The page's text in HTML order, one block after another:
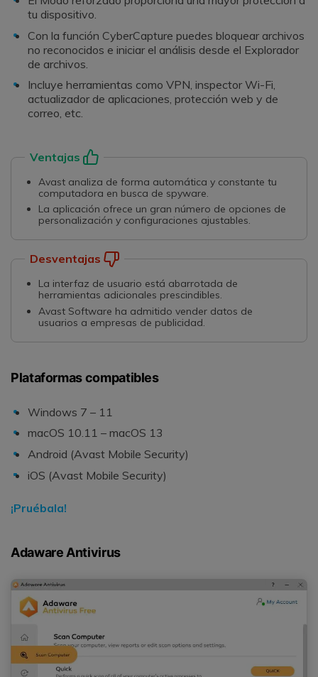
tu dispositivo.
Con la función CyberCapture puedes bloquear archivos
no reconocidos e iniciar el análisis desde el Explorador
de archivos.
Incluye herramientas como VPN, inspector Wi-Fi,
actualizador de aplicaciones, protección web y de
correo, etc.
Ventajas
Avast analiza de forma automática y constante tu
computadora en busca de spyware.
La aplicación ofrece un gran número de opciones de
personalización y configuraciones ajustables.
Desventajas
La interfaz de usuario está abarrotada de
herramientas adicionales prescindibles.
Avast Software ha admitido vender datos de
usuarios a empresas de publicidad.
Plataformas compatibles
Windows 7 – 11
macOS 10.11 – macOS 13
Android (Avast Mobile Security)
iOS (Avast Mobile Security)
¡Pruébala!
Adaware Antivirus